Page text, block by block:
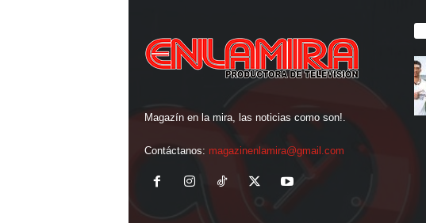
Magazín en la mira, las noticias como son!.
Contáctanos: magazinenlamira@gmail.com